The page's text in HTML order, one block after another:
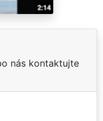
nás kontaktujte